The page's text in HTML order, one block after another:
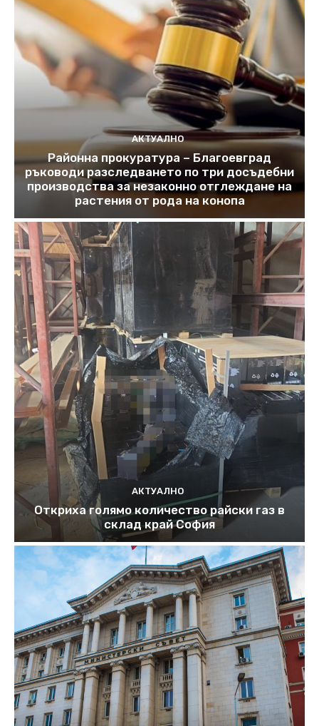
АКТУАЛНО
Районна прокуратура – Благоевград
ръководи разследването по три досъдебни
производства за незаконно отглеждане на
растения от рода на конопа
АКТУАЛНО
Откриха голямо количество райски газ в
склад край София